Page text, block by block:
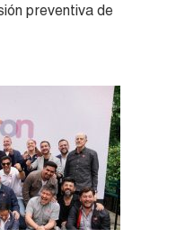
preventiva de